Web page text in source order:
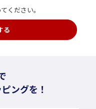
ください。
る
ングを！